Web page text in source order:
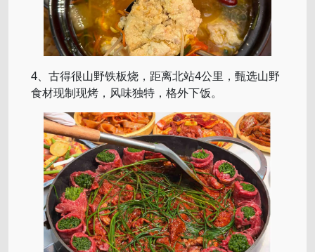
4、古得很山野铁板烧，距离北站4公里，甄选山野
食材现制现烤，风味独特，格外下饭。